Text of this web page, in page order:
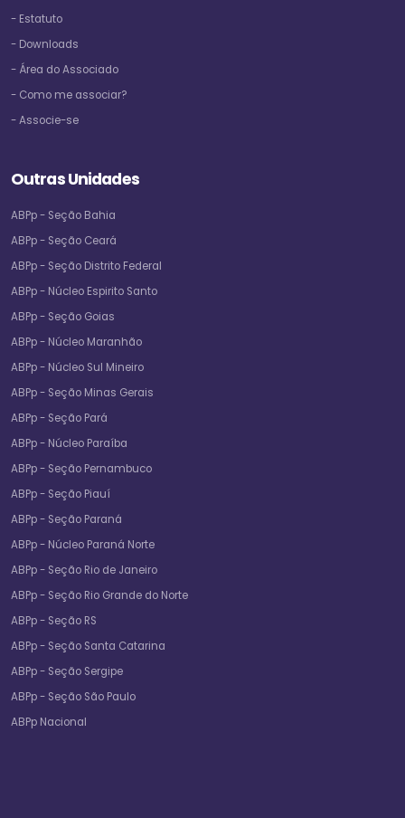
- Estatuto
- Downloads
- Área do Associado
- Como me associar?
- Associe-se
Outras Unidades
ABPp - Seção Bahia
ABPp - Seção Ceará
ABPp - Seção Distrito Federal
ABPp - Núcleo Espirito Santo
ABPp - Seção Goias
ABPp - Núcleo Maranhão
ABPp - Núcleo Sul Mineiro
ABPp - Seção Minas Gerais
ABPp - Seção Pará
ABPp - Núcleo Paraíba
ABPp - Seção Pernambuco
ABPp - Seção Piauí
ABPp - Seção Paraná
ABPp - Núcleo Paraná Norte
ABPp - Seção Rio de Janeiro
ABPp - Seção Rio Grande do Norte
ABPp - Seção RS
ABPp - Seção Santa Catarina
ABPp - Seção Sergipe
ABPp - Seção São Paulo
ABPp Nacional